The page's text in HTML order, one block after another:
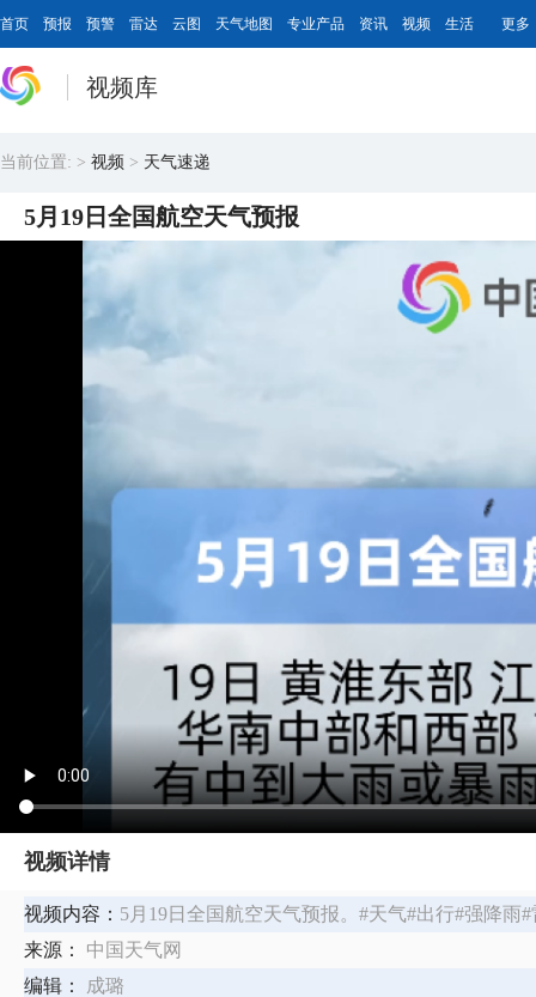
首页 预报 预警 雷达 云图 天气地图 专业产品 资讯 视频 生活 更多
视频库
当前位置: > 视频 > 天气速递
5月19日全国航空天气预报
视频详情
视频内容： 5月19日全国航空天气预报。#天气#出行#强降雨#
来源：
中国天气网
编辑：
成璐